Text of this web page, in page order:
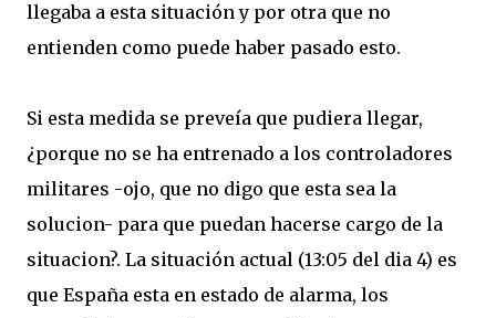
llegaba a esta situación y por otra que no
entienden como puede haber pasado esto.
Si esta medida se preveía que pudiera llegar,
¿porque no se ha entrenado a los controladores
militares -ojo, que no digo que esta sea la
solucion- para que puedan hacerse cargo de la
situacion?. La situación actual (13:05 del dia 4) es
que España esta en estado de alarma, los